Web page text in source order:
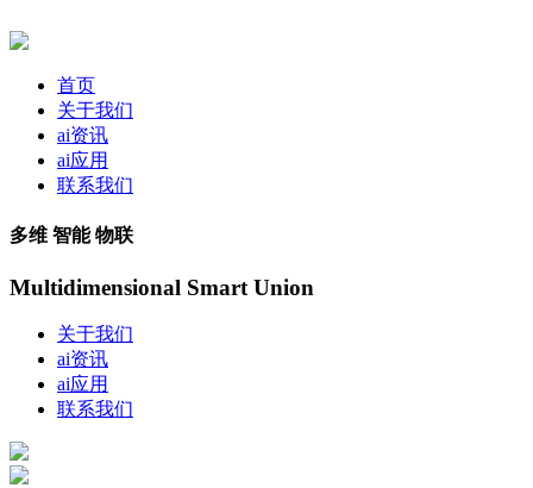
首页
关于我们
ai资讯
ai应用
联系我们
多维 智能 物联
Multidimensional Smart Union
关于我们
ai资讯
ai应用
联系我们